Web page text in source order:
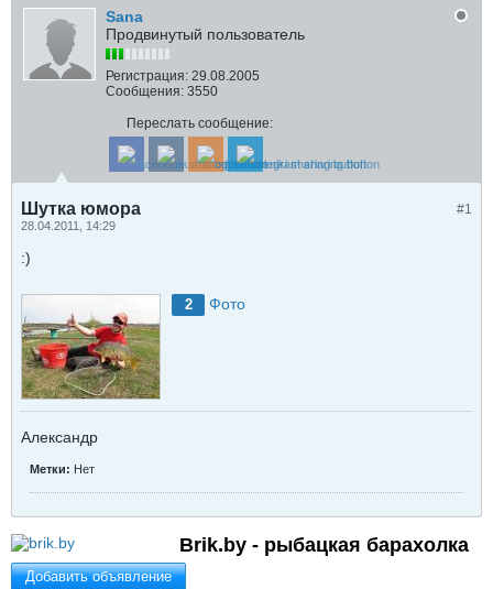
Sana
Продвинутый пользователь
Регистрация: 29.08.2005
Сообщения: 3550
Переслать сообщение:
#1
Шутка юмора
28.04.2011, 14:29
:)
2 Фото
Александр
Метки: Нет
Brik.by - рыбацкая барахолка
Добавить объявление